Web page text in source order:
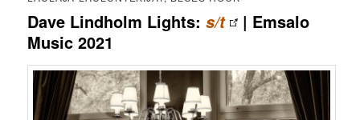
Dave Lindholm Lights:s/t
| Emsalo
Music 2021